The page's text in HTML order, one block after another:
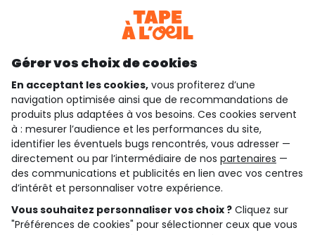
qui sommes-nous ?
besoin d'aide ?
le club fidélité
notre catalogue
Gérer vos choix de cookies
En acceptant les cookies, vous profiterez d’une
navigation optimisée ainsi que de recommandations de
produits plus adaptées à vos besoins. Ces cookies servent
à : mesurer l’audience et les performances du site,
identifier les éventuels bugs rencontrés, vous adresser —
directement ou par l’intermédiaire de nos partenaires —
des communications et publicités en lien avec vos centres
d’intérêt et personnaliser votre expérience.
Vous souhaitez personnaliser vos choix ? Cliquez sur
"Préférences de cookies" pour sélectionner ceux que vous